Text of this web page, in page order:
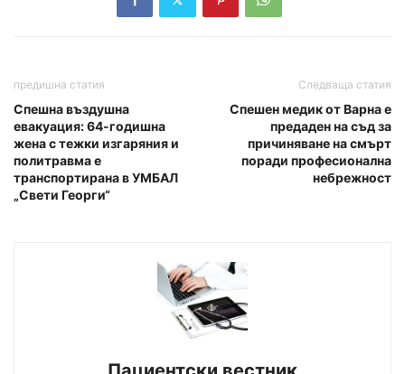
предишна статия
Спешна въздушна
евакуация: 64-годишна
жена с тежки изгаряния и
политравма е
транспортирана в УМБАЛ
„Свети Георги“
Следваща статия
Спешен медик от Варна е
предаден на съд за
причиняване на смърт
поради професионална
небрежност